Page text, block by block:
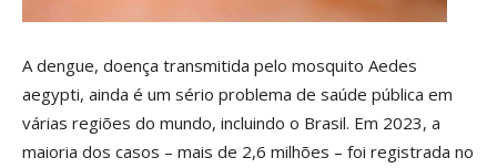
A dengue, doença transmitida pelo mosquito Aedes
aegypti, ainda é um sério problema de saúde pública em
várias regiões do mundo, incluindo o Brasil. Em 2023, a
maioria dos casos – mais de 2,6 milhões – foi registrada no